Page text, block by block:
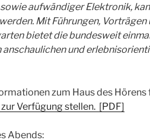
aufwändiger Elektronik,
Mit Führungen,
bietet die bundesweit
und
zum Haus des
Verfügung stellen. [PDF]
Abends: